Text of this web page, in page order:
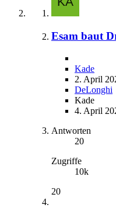
Esam baut
Kade
2. April
DeLonghi
Kade
4. April
Antworten
20
Zugriffe
10k
20